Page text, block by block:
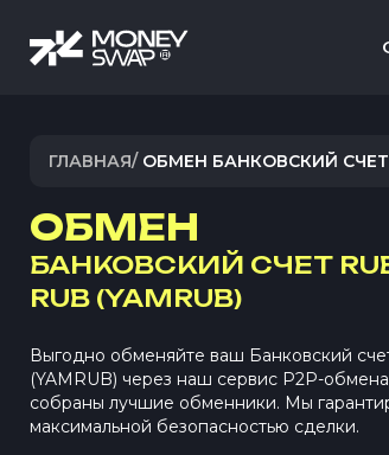
ГЛАВНАЯ/ ОБМЕН БАНКОВСКИЙ СЧЕТ
ОБМЕН
БАНКОВСКИЙ СЧЕТ RUB
RUB (YAMRUB)
Выгодно обменяйте ваш Банковский
(YAMRUB) через наш сервис P2P-
собраны лучшие обменники. Мы
максимальной безопасностью сделки.